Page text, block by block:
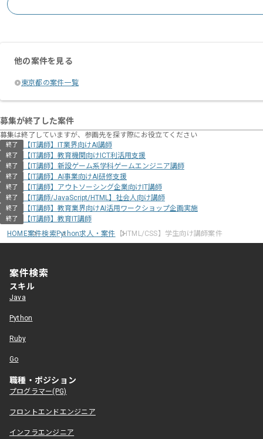
他の案件を見る
東京都の案件一覧
募集が終了した案件
募集は終了していますが、参画先を探す際にお役立てください
終了 【IT講師】IT業界向けAI講師
終了 【IT講師】教育機関向けICT利活用支援
終了 【IT講師】新設ゲーム系学科ゲームエンジニア講師
終了 【IT講師】AI事業向けAI研修支援
終了 【IT講師】アウトソーシング企業向けIT講師
終了 【IT講師/JavaScript/HTML】社会人向け講師
終了 【IT講師】教育業界向けAI活用ワークショップ企画実施
終了
【IT講師】教育IT講師
HOME案件検索Python求人・案件 【HTML/CSS】学生向け講師案件
案件検索
スキル
Java
Python
Ruby
Go
職種・ポジション
プログラマー(PG)
フロントエンドエンジニア
インフラエンジニア